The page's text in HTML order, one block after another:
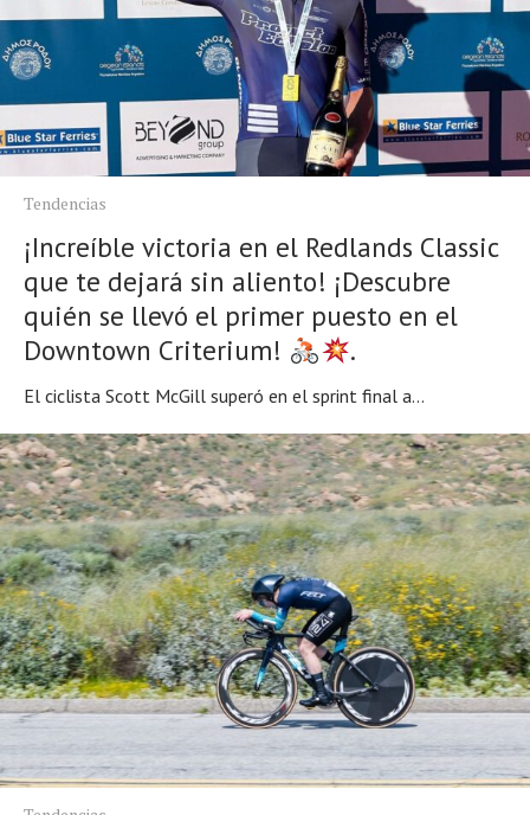
Tendencias
¡Increíble victoria en el Redlands Classic
que te dejará sin aliento! ¡Descubre
quién se llevó el primer puesto en el
Downtown Criterium!
.
El ciclista Scott McGill superó en el sprint final a...